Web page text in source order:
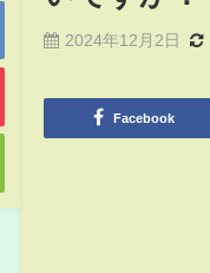
2024年12月2日
Facebook